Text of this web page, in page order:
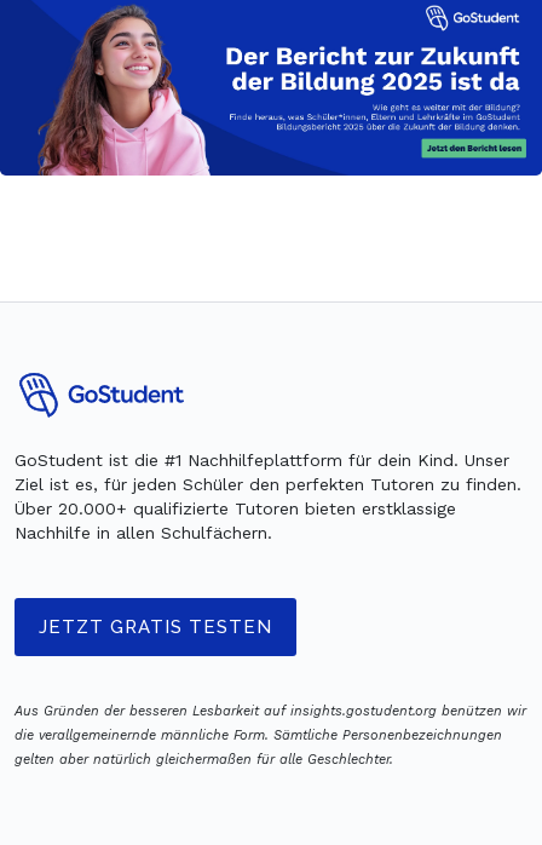
GoStudent ist die #1 Nachhilfeplattform für dein Kind. Unser
Ziel ist es, für jeden Schüler den perfekten Tutoren zu finden.
Über 20.000+ qualifizierte Tutoren bieten erstklassige
Nachhilfe in allen Schulfächern.
JETZT GRATIS TESTEN
Aus Gründen der besseren Lesbarkeit auf insights.gostudent.org benützen wir
die verallgemeinernde männliche Form. Sämtliche Personenbezeichnungen
gelten aber natürlich gleichermaßen für alle Geschlechter.